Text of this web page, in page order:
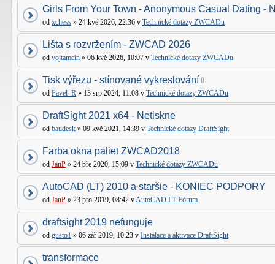
Girls From Your Town - Anonymous Casual Dating -
od xchess » 24 kvě 2026, 22:36 v Technické dotazy ZWCADu
Lišta s rozvržením - ZWCAD 2026
od vojtamein » 06 kvě 2026, 10:07 v Technické dotazy ZWCADu
Tisk výřezu - stínované vykreslování
od Pavel_R » 13 srp 2024, 11:08 v Technické dotazy ZWCADu
DraftSight 2021 x64 - Netiskne
od baudesk » 09 kvě 2021, 14:39 v Technické dotazy DraftSight
Farba okna paliet ZWCAD2018
od JanP » 24 bře 2020, 15:09 v Technické dotazy ZWCADu
AutoCAD (LT) 2010 a staršie - KONIEC PODPORY
od JanP » 23 pro 2019, 08:42 vAutoCAD LT Fórum
draftsight 2019 nefunguje
od gusto1 » 06 zář 2019, 10:23 v Instalace a aktivace DraftSight
transformace